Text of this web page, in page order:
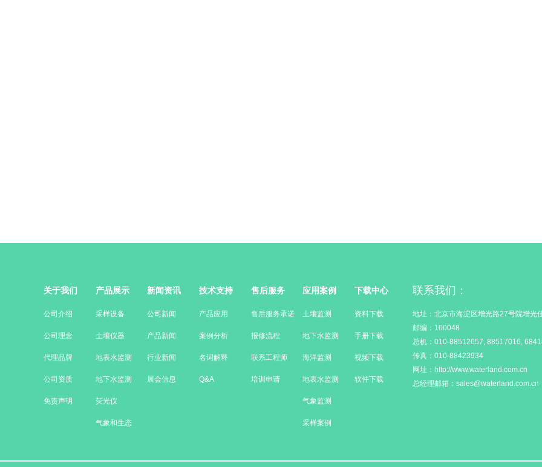
关于我们
公司介绍
公司理念
代理品牌
公司资质
免责声明
产品展示
采样设备
土壤仪器
地表水监测
地下水监测
荧光仪
气象和生态
新闻资讯
公司新闻
产品新闻
行业新闻
展会信息
技术支持
产品应用
案例分析
名词解释
Q&A
售后服务
售后服务承诺
报修流程
联系工程师
培训申请
应用案例
土壤监测
地下水监测
海洋监测
地表水监测
气象监测
采样案例
下载中心
资料下载
手册下载
视频下载
软件下载
联系我们：
地址：北京市海淀区增光路27号院增光
邮编：100048
总机：010-88512657, 88517016,
传真：010-88423934
网址：http://www.waterland.com.cn
总经理邮箱：sales@waterland.com.cn